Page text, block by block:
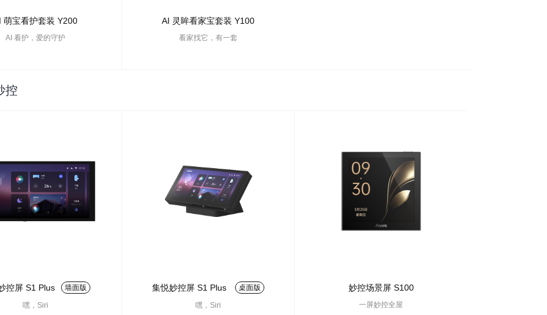
萌宝看护套装 Y200
AI 看护，爱的守护
AI 灵眸看家宝套装 Y100
看家找它，有一套
控
控屏 S1 Plus 墙面版
嘿，Siri
集悦妙控屏 S1 Plus 桌面版
嘿，Siri
妙控场景屏 S100
一屏妙控全屋